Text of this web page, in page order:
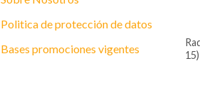
Politica de protección de datos
Bases promociones vigentes
radiador para mazda 2 1,5 (2010 –
15)